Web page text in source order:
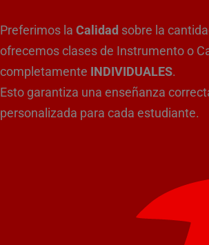
Preferimos la Calidad sobre la
ofrecemos clases de Instrumento o
completamente INDIVIDUALES.
Esto garantiza una enseñanza
personalizada para cada estudiante.